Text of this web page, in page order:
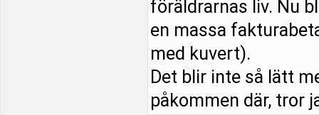
föräldrarnas liv. Nu
en massa
med kuvert).
Det blir inte så lätt
påkommen där, tror